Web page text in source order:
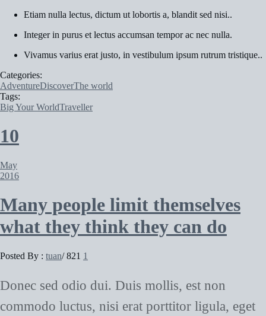
Etiam nulla lectus, dictum ut lobortis a, blandit sed nisi..
Integer in purus et lectus accumsan tempor ac nec nulla.
Vivamus varius erat justo, in vestibulum ipsum rutrum tristique..
Categories:
AdventureDiscoverThe world
Tags:
Big Your WorldTraveller
10
May
2016
Many people limit themselves
what they think they can do
Posted By : tuan/ 821 1
Donec sed odio dui. Duis mollis, est non
commodo luctus, nisi erat porttitor ligula, eget